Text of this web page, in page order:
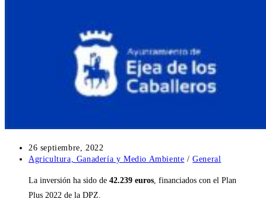
Publicación
de
entrada:
26 septiembre, 2022
Categoría
la
entrada:
Agricultura, Ganadería y Medio Ambiente / General
La inversión ha sido de 42.239 euros , financiados con el Plan
Plus 2022 de la DPZ.